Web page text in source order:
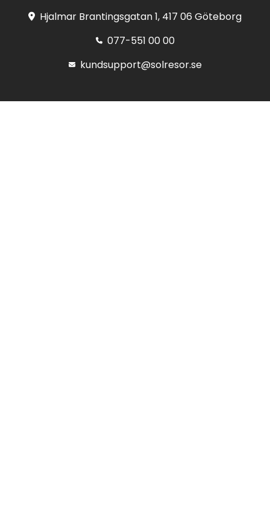
Hjalmar Brantingsgatan 1, 417 06 Göteborg
077-551 00 00
kundsupport@solresor.se